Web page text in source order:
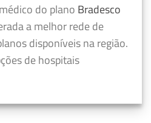
do plano Bradesco
a melhor rede de
disponíveis na região.
de hospitais